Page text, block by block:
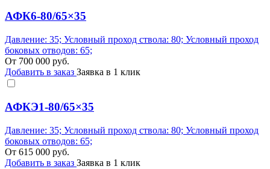
АФК6-80/65×35
Давление: 35; Условный проход ствола: 80; Условный проход
боковых отводов: 65;
От 700 000 руб.
Добавить в заказ Заявка в 1 клик
АФКЭ1-80/65×35
Давление: 35; Условный проход ствола: 80; Условный проход
боковых отводов: 65;
От 615 000 руб.
Добавить в заказ Заявка в 1 клик